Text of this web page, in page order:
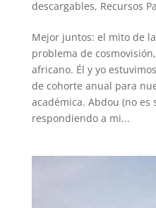
descargables, Recursos
Mejor juntos: el mito de
problema de
africano. Él y yo
de cohorte anual para
académica. Abdou (no
respondiendo a mi...